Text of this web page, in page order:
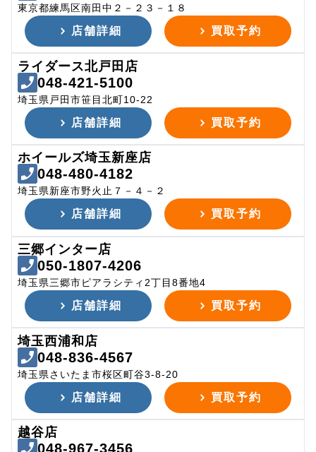
東京都練馬区南田中２－２３－１８
店舗詳細 買取予約
ライダース北戸田店
048-421-5100
埼玉県戸田市笹目北町10-22
店舗詳細 買取予約
ホイールズ埼玉新座店
048-480-4182
埼玉県新座市野火止７－４－２
店舗詳細 買取予約
三郷インター店
050-1807-4206
埼玉県三郷市ピアラシティ2丁目8番地4
店舗詳細 買取予約
埼玉西浦和店
048-836-4567
埼玉県さいたま市桜区町谷3-8-20
店舗詳細 買取予約
越谷店
048-967-3456